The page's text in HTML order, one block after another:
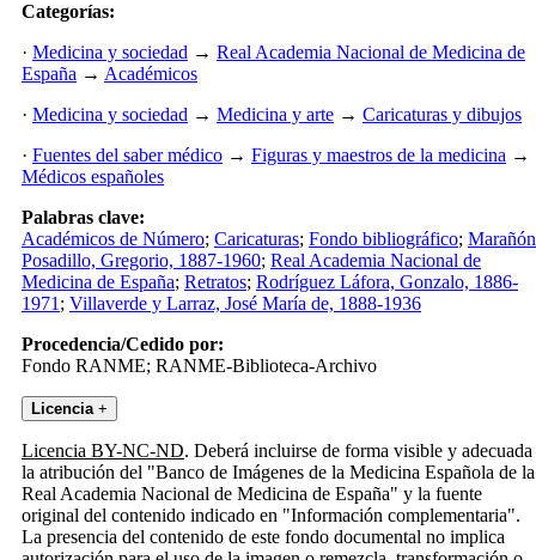
Categorías:
· Medicina y sociedad → Real Academia Nacional de Medicina de
España → Académicos
· Medicina y sociedad → Medicina y arte → Caricaturas y dibujos
· Fuentes del saber médico → Figuras y maestros de la medicina →
Médicos españoles
Palabras clave:
Académicos de Número; Caricaturas; Fondo bibliográfico; Marañón
Posadillo, Gregorio, 1887-1960; Real Academia Nacional de
Medicina de España; Retratos; Rodríguez Láfora, Gonzalo, 1886-
1971 ; Villaverde y Larraz, José María de, 1888-1936
Procedencia/Cedido por:
Fondo RANME; RANME-Biblioteca-Archivo
Licencia +
Licencia BY-NC-ND. Deberá incluirse de forma visible y adecuada
la atribución del "Banco de Imágenes de la Medicina Española de la
Real Academia Nacional de Medicina de España" y la fuente
original del contenido indicado en "Información complementaria".
La presencia del contenido de este fondo documental no implica